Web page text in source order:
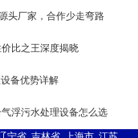
头厂家，合作少走弯路
比之王深度揭晓
备优势详解
浮污水处理设备怎么选